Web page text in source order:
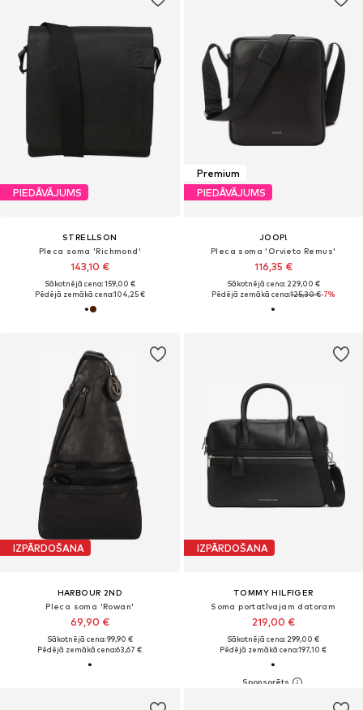
PIEDĀVĀJUMS
STRELLSON
Pleca soma 'Richmond'
143,10 €
Sākotnējā cena: 159,00 €
Pēdējā zemākā cena:104,25 €
Premium
PIEDĀVĀJUMS
JOOP!
Pleca soma 'Orvieto Remus'
116,35 €
Sākotnējā cena: 229,00 €
Pēdējā zemākā cena:125,30 €-7%
IZPĀRDOŠANA
HARBOUR 2ND
Pleca soma 'Rowan'
69,90 €
Sākotnējā cena: 99,90 €
Pēdējā zemākā cena:63,67 €
IZPĀRDOŠANA
TOMMY HILFIGER
Soma portatīvajam datoram
219,00 €
Sākotnējā cena: 299,00 €
Pēdējā zemākā cena:197,10 €